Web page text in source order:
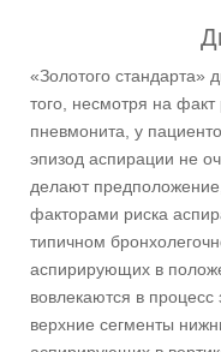
«Золотого стандарта»
того, несмотря на
пневмонита, у
эпизод аспирации не
делают
факторами риска
типичном
аспирирующих в
вовлекаются в
верхние сегменты